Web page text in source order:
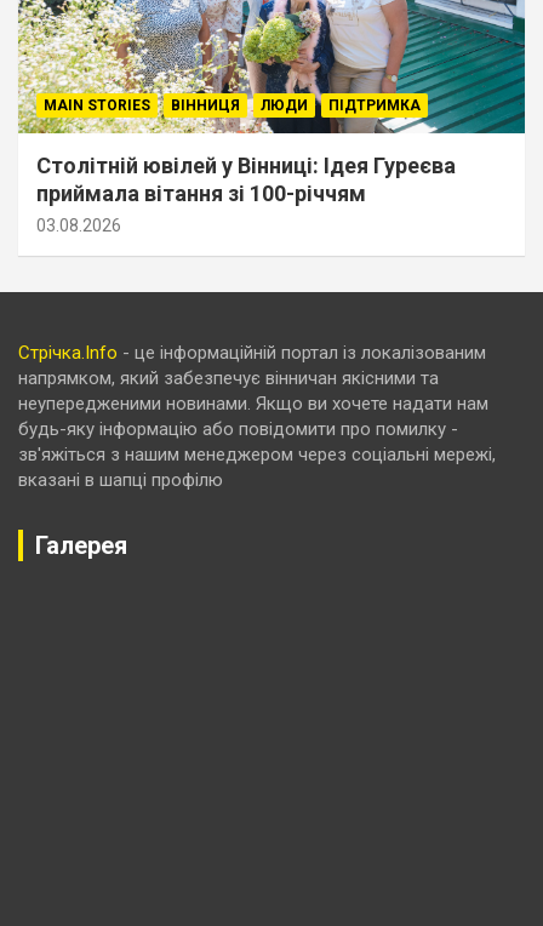
MAIN STORIES ВІННИЦЯ ЛЮДИ ПІДТРИМКА
Столітній ювілей у Вінниці: Ідея Гуреєва
приймала вітання зі 100-річчям
03.08.2026
Стрічка.Info - це інформаційній портал із локалізованим
напрямком, який забезпечує вінничан якісними та
неупередженими новинами. Якщо ви хочете надати нам
будь-яку інформацію або повідомити про помилку -
зв'яжіться з нашим менеджером через соціальні мережі,
вказані в шапці профілю
Галерея